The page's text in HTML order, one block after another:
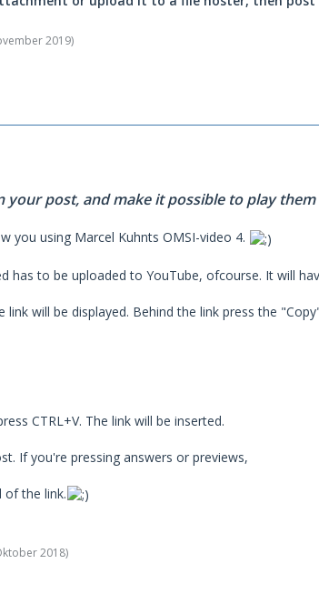
2019)
your post, and make it possible to play
you using Marcel Kuhnts OMSI-video 4.
has to be uploaded to YouTube, ofcourse. It will
will be displayed. Behind the link press the
CTRL+V. The link will be inserted.
If you're pressing answers or previews,
of the link.
2018)